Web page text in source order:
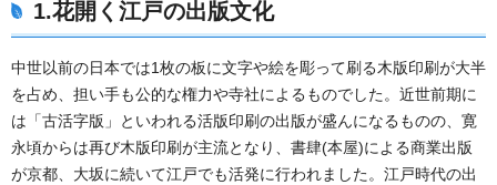
1.花開く江戸の出版文化
中世以前の日本では1枚の板に文字や絵を彫って刷る木版印刷が大半
を占め、担い手も公的な権力や寺社によるものでした。近世前期に
は「古活字版」といわれる活版印刷の出版が盛んになるものの、寛
永頃からは再び木版印刷が主流となり、書肆(本屋)による商業出版
が京都、大坂に続いて江戸でも活発に行われました。江戸時代の出